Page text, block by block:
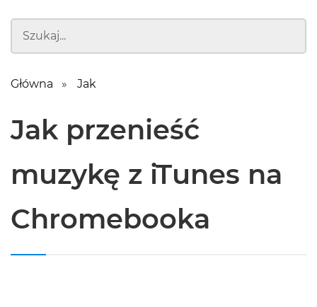
Główna Jak
Jak przenieść
muzykę z iTunes na
Chromebooka